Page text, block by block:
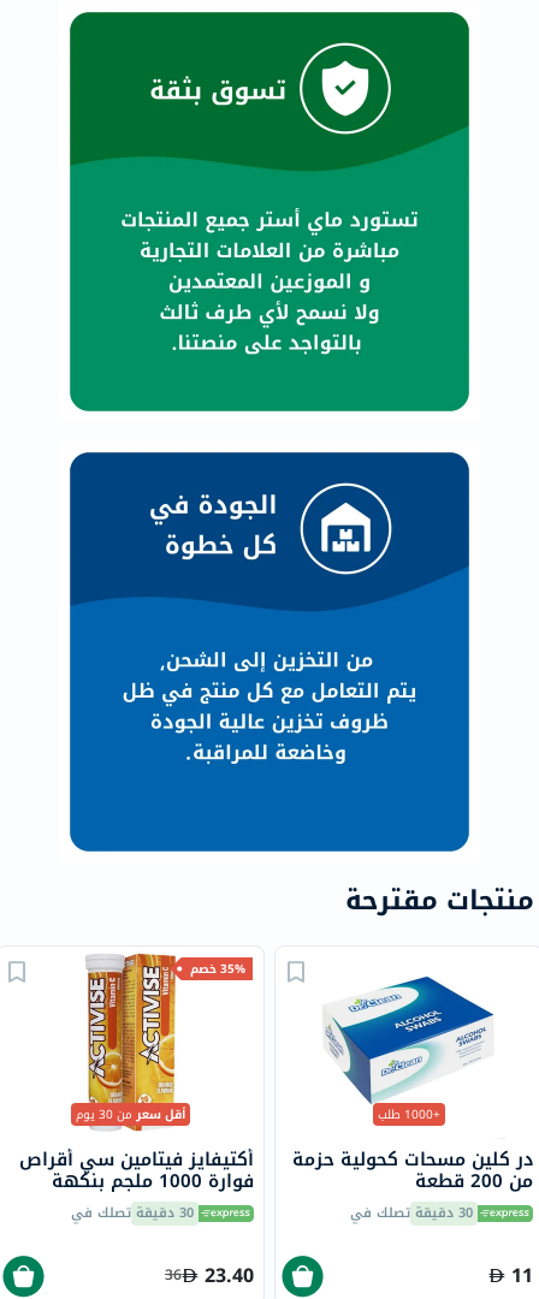
منتجات مقترحة
+1000 طلب
در كلين مسحات كحولية حزمة
من 200 قطعة
30 دقيقة تصلك في
11
35% خصم
أقل سعرمن 30 يوم
أكتيفايز فيتامين سي أقراص
فوارة 1000 ملجم بنكهة
البرتقال حزمة من 20
30 دقيقة تصلك في
23.40
36